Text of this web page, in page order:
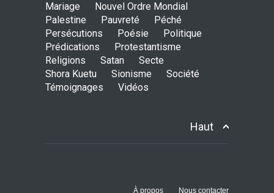
L’être humain, cet appui
fragile et incertain
SAGESSE 23 Février 2025 11:16
Tenir ferme en Mashiah
EXHORTATIONS
Mariage
Nouvel Ordre Mondial
Palestine
Pauvreté
Péché
Persécutions
Poésie
Politique
Prédications
Protestantisme
Religions
Satan
Secte
Shora Kuetu
Sionisme
Société
Témoignages
Vidéos
Haut
À propos Nous contacter